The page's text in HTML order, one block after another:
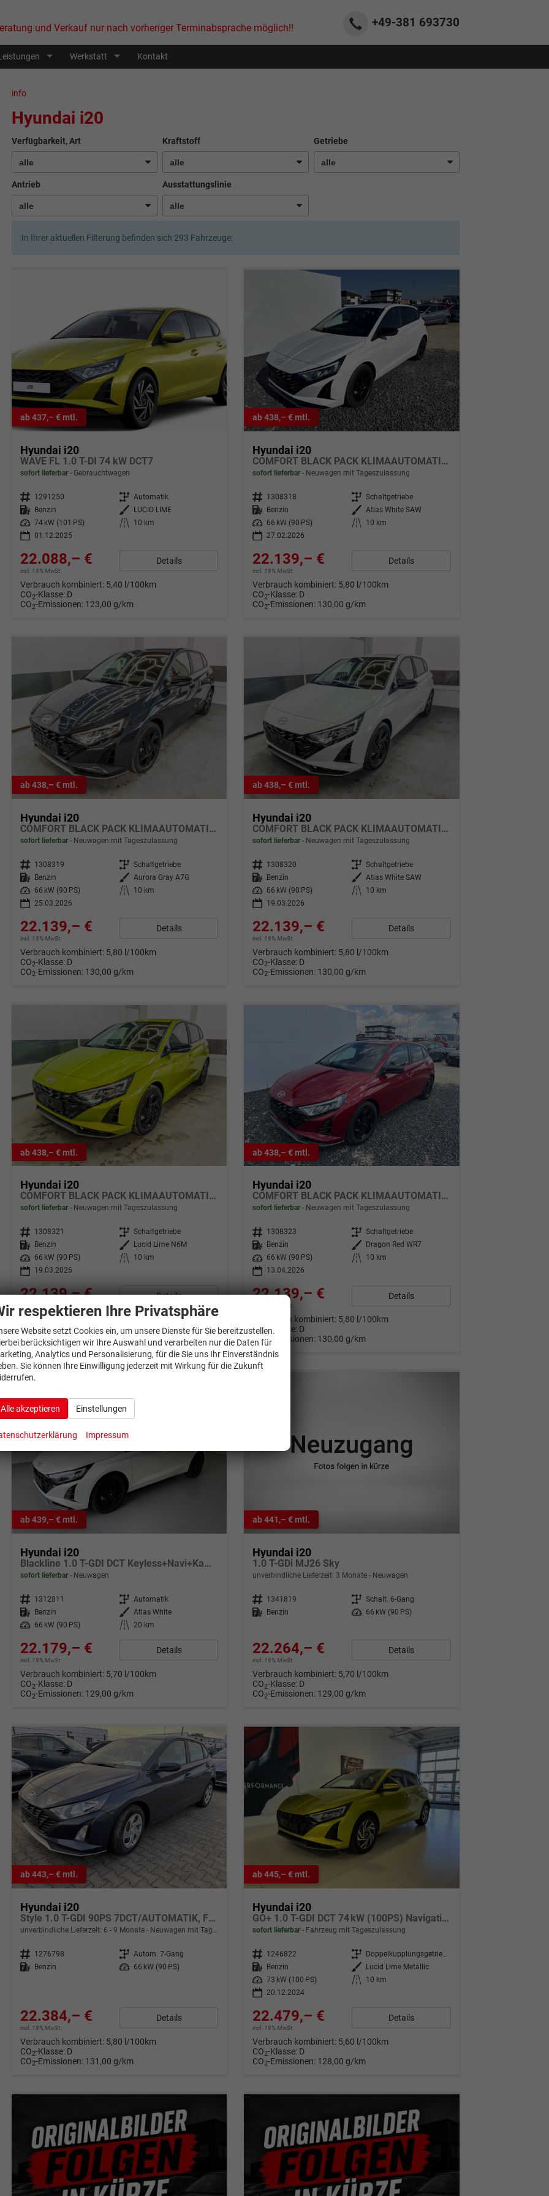
+49-381 693730
und Verkauf nur nach vorheriger Terminabsprache möglich!!
Werkstatt Kontakt
info
Hyundai i20
Verfügbarkeit, Art Kraftstoff Getriebe
Antrieb Ausstattungslinie
In Ihrer aktuellen Filterung befinden sich 293 Fahrzeuge:
ab 437,– € mtl.
Hyundai i20
WAVE FL 1.0 T-DI 74 kW DCT7
sofort lieferbar Gebrauchtwagen
Fahrzeugnr. 1291250 Getriebe Automatik
Kraftstoff
Benzin Außenfarbe
LUCID LIME
Leistung
74 kW (101 PS) Kilometerstand
10 km
01.12.2025
22.088,– €
incl. 19% MwSt.
Details
Verbrauch kombiniert: 5,40 l/100km
CO2-Klasse: D
CO2-Emissionen: 123,00 g/km
ab 438,– € mtl.
Hyundai i20
COMFORT BLACK PACK KLIMAAUTOMATIK NAVI WP
sofort lieferbar Neuwagen mit Tageszulassung
Fahrzeugnr. 1308318 Getriebe Schaltgetriebe
Kraftstoff
Benzin Außenfarbe Atlas White SAW
Leistung
66 kW (90 PS) Kilometerstand
10 km
27.02.2026
22.139,– €
incl. 19% MwSt.
Details
Verbrauch kombiniert: 5,80 l/100km
CO2-Klasse: D
CO2-Emissionen: 130,00 g/km
ab 438,– € mtl.
Hyundai i20
COMFORT BLACK PACK KLIMAAUTOMATIK NAVI WP
sofort lieferbar Neuwagen mit Tageszulassung
Fahrzeugnr. 1308319 Getriebe Schaltgetriebe
Kraftstoff Benzin Außenfarbe Aurora Gray A7G
Leistung
66 kW (90 PS) Kilometerstand
10 km
25.03.2026
22.139,– €
incl. 19% MwSt.
Details
Verbrauch kombiniert: 5,80 l/100km
CO2-Klasse: D
CO2-Emissionen: 130,00 g/km
ab 438,– € mtl.
Hyundai i20
COMFORT BLACK PACK KLIMAAUTOMATIK NAVI WP
sofort lieferbar Neuwagen mit Tageszulassung
Fahrzeugnr. 1308320 Getriebe Schaltgetriebe
Kraftstoff Benzin Außenfarbe Atlas White SAW
Leistung
66 kW (90 PS) Kilometerstand
10 km
19.03.2026
22.139,– €
incl. 19% MwSt.
Details
Verbrauch kombiniert: 5,80 l/100km
CO2-Klasse: D
CO2-Emissionen: 130,00 g/km
ab 438,– € mtl.
Hyundai i20
COMFORT BLACK PACK KLIMAAUTOMATIK NAVI WP
sofort lieferbar Neuwagen mit Tageszulassung
Fahrzeugnr. 1308321 Getriebe Schaltgetriebe
Kraftstoff
Benzin Außenfarbe
Lucid Lime N6M
Leistung
66 kW (90 PS) Kilometerstand
10 km
19.03.2026
22.139,– €
incl. 19% MwSt.
Details
Verbrauch kombiniert: 5,80 l/100km
CO2-Klasse:D
CO2-Emissionen:130,00 g/km
ab 438,– € mtl.
Hyundai i20
COMFORT BLACK PACK KLIMAAUTOMATIK NAVI WP
sofort lieferbar Neuwagen mit Tageszulassung
Fahrzeugnr. 1308323 Getriebe Schaltgetriebe
Kraftstoff
Benzin Außenfarbe
Dragon Red WR7
Leistung
66 kW (90 PS) Kilometerstand
10 km
13.04.2026
22.139,– €
incl. 19% MwSt.
Details
Verbrauch kombiniert: 5,80 l/100km
CO2-Klasse: D
CO2-Emissionen: 130,00 g/km
ab 439,– € mtl.
Hyundai i20
Blackline 1.0 T-GDI DCT Keyless+Navi+Kamera+Sitzheiz+Alu16+Klimaautomatik
sofort lieferbar Neuwagen
Fahrzeugnr. 1312811 Getriebe Automatik
Kraftstoff
Benzin Außenfarbe Atlas White
Leistung
66 kW (90 PS) Kilometerstand 20 km
22.179,– €
incl. 19% MwSt.
Details
Verbrauch kombiniert: 5,70 l/100km
CO2-Klasse: D
CO2-Emissionen: 129,00 g/km
ab 441,– € mtl.
Hyundai i20
1.0 T-GDi MJ26 Sky
unverbindliche Lieferzeit: 3 Monate Neuwagen
Fahrzeugnr. 1341819 Getriebe Schalt. 6-Gang
Kraftstoff
Benzin Leistung 66 kW (90 PS)
22.264,– €
incl. 19% MwSt.
Details
Verbrauch kombiniert: 5,70 l/100km
CO2-Klasse: D
CO2-Emissionen: 129,00 g/km
ab 443,– € mtl.
Hyundai i20
Style 1.0 T-GDI 90PS 7DCT/AUTOMATIK, FULL-LED-Scheinwerfer, NAVI 10,25", Sitzheizung, 17" ALU, SmartKey, Induktives Laden, Klimaautomatik, Privacy-Glas, Parksensoren hinten, Rückfahrkamera, Tempomat, Beheiztes Lederlenkrad, Reserverad, Alarm, Armlehne
unverbindliche Lieferzeit: 6 - 9 Monate Neuwagen mit Tageszulassung
Fahrzeugnr. 1276798 Getriebe Autom. 7-Gang
Kraftstoff Benzin Leistung 66 kW (90 PS)
22.384,– €
incl. 19% MwSt.
Details
Verbrauch kombiniert: 5,80 l/100km
CO2-Klasse: D
CO2-Emissionen: 131,00 g/km
ab 445,– € mtl.
Hyundai i20
GO+ 1.0 T-GDI DCT 74 kW (100PS) Navigationssystem, Klimaautomatik, Rückfahrkamera, DAB, Apple CarPlay, Android Auto, Sitzheizung, Lenkradheizung, Spurassistent, Tempolimit-Assistent, 16"-Leichtmetallfelgen, Virtual Cockpit,
sofort lieferbar Fahrzeug mit Tageszulassung
Fahrzeugnr. 1246822 Getriebe
Kraftstoff Benzin Außenfarbe
Lucid Lime Metallic
Leistung
73 kW (100 PS) Kilometerstand
10 km
20.12.2024
22.479,– €
incl. 19% MwSt.
Details
Verbrauch kombiniert: 5,60 l/100km
CO2-Klasse: D
CO2-Emissionen: 128,00 g/km
respektieren Ihre Privatsphäre
Website setzt Cookies ein, um unsere Dienste für Sie bereitzustellen.
berücksichtigen wir Ihre Auswahl und verarbeiten nur die Daten für
Analytics und Personalisierung, für die Sie uns Ihr Einverständnis
Sie können Ihre Einwilligung jederzeit mit Wirkung für die Zukunft
Alle akzeptieren Einstellungen
Impressum